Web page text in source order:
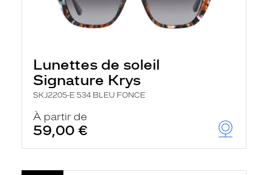
Lunettes de soleil
Signature Krys
SKJ2205-E 534 BLEU FONCE
À partir de
59,00 €